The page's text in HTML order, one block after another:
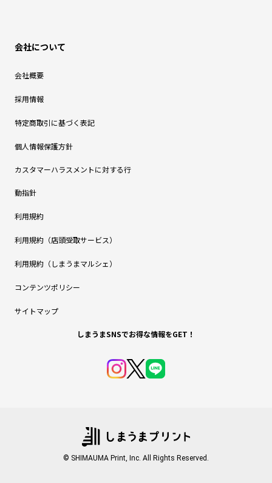
会社について
会社概要
採用情報
特定商取引に基づく表記
個人情報保護方針
カスタマーハラスメントに対する行
動指針
利用規約
利用規約（店頭受取サービス）
利用規約（しまうまマルシェ）
コンテンツポリシー
サイトマップ
しまうまSNSでお得な情報をGET！
© SHIMAUMA Print, Inc. All Rights Reserved.